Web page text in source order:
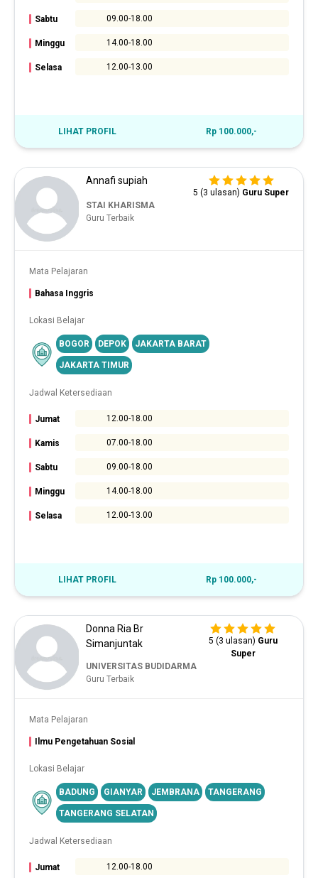
Sabtu 09.00-18.00
Minggu 14.00-18.00
Selasa 12.00-13.00
LIHAT PROFIL Rp 100.000,-
Annafi supiah
5 (3 ulasan) Guru Super
STAI KHARISMA
Guru Terbaik
Mata Pelajaran
Bahasa Inggris
Lokasi Belajar
BOGOR DEPOK JAKARTA BARAT
JAKARTA TIMUR
Jadwal Ketersediaan
Jumat 12.00-18.00
Kamis 07.00-18.00
Sabtu 09.00-18.00
Minggu 14.00-18.00
Selasa 12.00-13.00
LIHAT PROFIL Rp 100.000,-
Donna Ria Br
Simanjuntak
5 (3 ulasan) Guru
Super
UNIVERSITAS BUDIDARMA
Guru Terbaik
Mata Pelajaran
Ilmu Pengetahuan Sosial
Lokasi Belajar
BADUNG GIANYAR JEMBRANA TANGERANG
TANGERANG SELATAN
Jadwal Ketersediaan
Jumat 12.00-18.00